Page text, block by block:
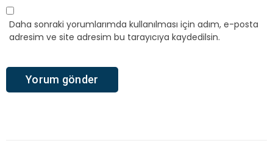
Daha sonraki yorumlarımda kullanılması için adım, e-posta
adresim ve site adresim bu tarayıcıya kaydedilsin.